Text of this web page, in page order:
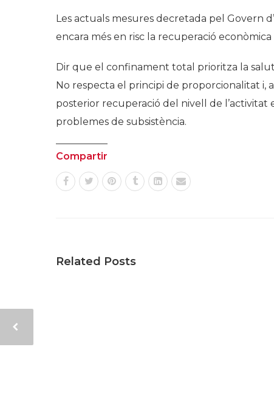
Les actuals mesures decretada pel Govern
encara més en risc la recuperació
Dir que el confinament total prioritza la
No respecta el principi de proporcionalitat i,
posterior recuperació del nivell de l’activitat
problemes de subsistència.
Compartir
Related Posts